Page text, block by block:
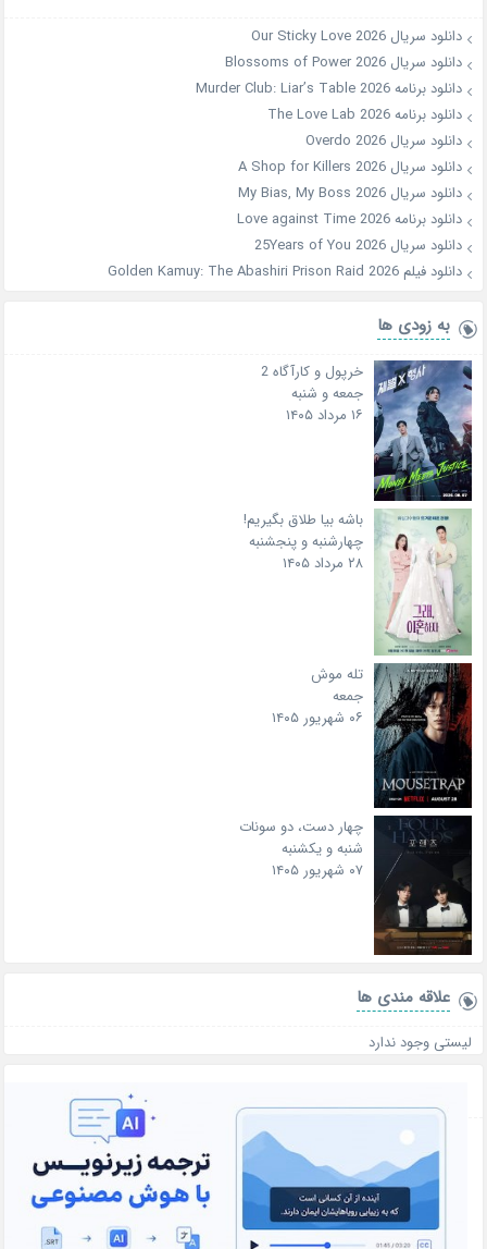
دانلود سریال Our Sticky Love 2026
دانلود سریال Blossoms of Power 2026
دانلود برنامه Murder Club: Liar’s Table 2026
دانلود برنامه The Love Lab 2026
دانلود سریال Overdo 2026
دانلود سریال A Shop for Killers 2026
دانلود سریال My Bias, My Boss 2026
دانلود برنامه Love against Time 2026
دانلود سریال 25Years of You 2026
دانلود فیلم Golden Kamuy: The Abashiri Prison Raid 2026
به زودی ها
خرپول و کارآگاه 2
جمعه و شنبه
۱۶ مرداد ۱۴۰۵
باشه بیا طلاق بگیریم!
چهارشنبه و پنجشنبه
۲۸ مرداد ۱۴۰۵
تله موش
جمعه
۰۶ شهریور ۱۴۰۵
چهار دست، دو سونات
شنبه و یکشنبه
۰۷ شهریور ۱۴۰۵
علاقه‌ مندی ها
لیستی وجود ندارد